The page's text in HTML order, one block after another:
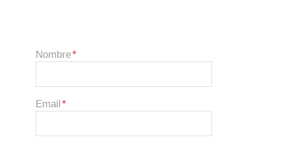
Nombre
Email